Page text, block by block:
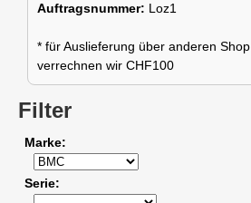
Auftragsnummer: Loz1
* für Auslieferung über anderen Shop
verrechnen wir CHF100
Filter
Marke
Serie